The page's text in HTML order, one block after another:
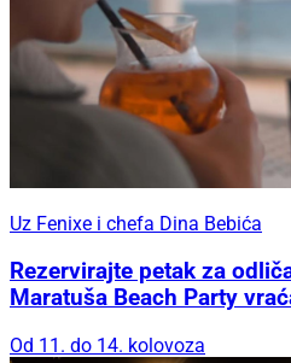
Uz Fenixe i chefa Dina Bebića
Rezervirajte petak za
Maratuša Beach Party
Od 11. do 14. kolovoza